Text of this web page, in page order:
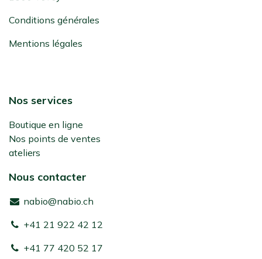
Conditions générales
Mentions légales
Nos services
Boutique en ligne
Nos points de ventes
ateliers
Nous contacter
nabio@nabio.ch
+41 21 922 42 12
+41 77 420 52 17